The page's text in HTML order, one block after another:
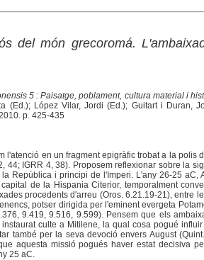
del món grecoromá.
5 : Paisatge, poblament, cultura material i
(Ed.); López Vilar, Jordi (Ed.); Guitart i Duran,
p. 425-435
l'atenció en un fragment epigràfic trobat a la polis
44; IGRR 4, 38). Proposem reflexionar sobre la
República i principi de l'Imperi. L'any 26-25 aC,
de la Hispania Citerior, temporalment
procedents d'arreu (Oros. 6.21.19-21), entre
potser dirigida per l'eminent evergeta
9.419, 9.516, 9.599). Pensem que els
culte a Mitilene, la qual cosa pogué
també per la seva devoció envers August
aquesta missió pogués haver estat decisiva
25 aC.